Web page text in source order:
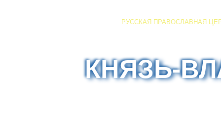
РУССКАЯ ПРАВОСЛАВНАЯ
КНЯЗЬ-